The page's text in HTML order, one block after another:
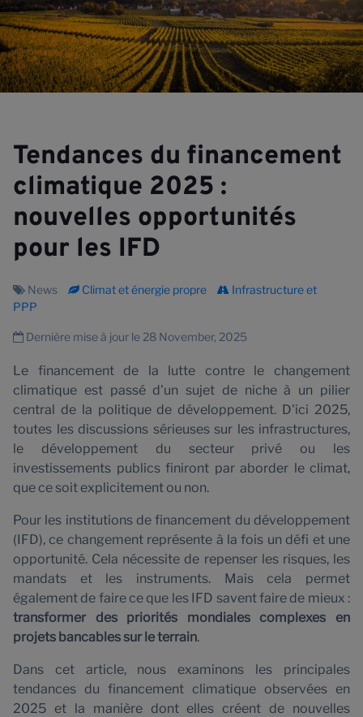
Tendances du financement
climatique 2025 :
nouvelles opportunités
pour les IFD
News Climat et énergie propre
Infrastructure et
PPP
Dernière mise à jour le 28 November, 2025
Le financement de la lutte contre le changement
climatique est passé d'un sujet de niche à un pilier
central de la politique de développement. D'ici 2025,
toutes les discussions sérieuses sur les infrastructures,
le développement du secteur privé ou les
investissements publics finiront par aborder le climat,
que ce soit explicitement ou non.
Pour les institutions de financement du développement
(IFD), ce changement représente à la fois un défi et une
opportunité. Cela nécessite de repenser les risques, les
mandats et les instruments. Mais cela permet
également de faire ce que les IFD savent faire de mieux :
transformer des priorités mondiales complexes en
projets bancables sur le terrain.
Dans cet article, nous examinons les principales
tendances du financement climatique observées en
2025 et la manière dont elles créent de nouvelles